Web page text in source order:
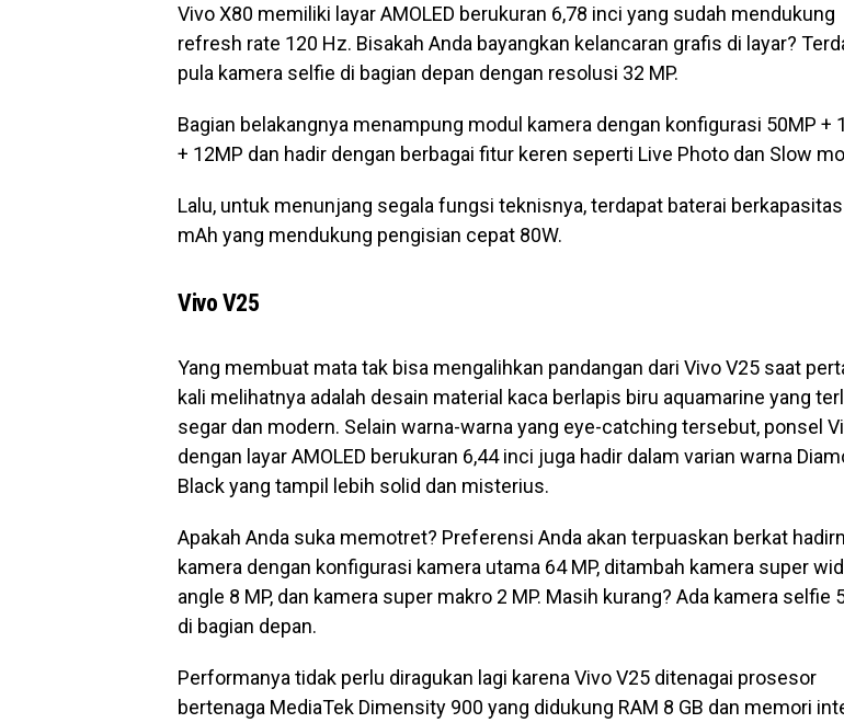
Vivo X80 memiliki layar AMOLED berukuran 6,78 inci yang sudah mendukung
refresh rate 120 Hz. Bisakah Anda bayangkan kelancaran grafis di layar?
pula kamera selfie di bagian depan dengan resolusi 32 MP.
Bagian belakangnya menampung modul kamera dengan konfigurasi 50MP +
+ 12MP dan hadir dengan berbagai fitur keren seperti Live Photo dan Slow
Lalu, untuk menunjang segala fungsi teknisnya, terdapat baterai
mAh yang mendukung pengisian cepat 80W.
Vivo V25
Yang membuat mata tak bisa mengalihkan pandangan dari Vivo V25 saat
kali melihatnya adalah desain material kaca berlapis biru aquamarine yang
segar dan modern. Selain warna-warna yang eye-catching tersebut, ponsel
dengan layar AMOLED berukuran 6,44 inci juga hadir dalam varian warna
Black yang tampil lebih solid dan misterius.
Apakah Anda suka memotret? Preferensi Anda akan terpuaskan berkat
kamera dengan konfigurasi kamera utama 64 MP, ditambah kamera super
angle 8 MP, dan kamera super makro 2 MP. Masih kurang? Ada kamera selfie
di bagian depan.
Performanya tidak perlu diragukan lagi karena Vivo V25 ditenagai prosesor
bertenaga MediaTek Dimensity 900 yang didukung RAM 8 GB dan memori